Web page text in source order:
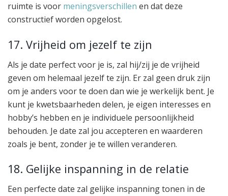
ruimte is voor meningsverschillen en dat deze
constructief worden opgelost.
17. Vrijheid om jezelf te zijn
Als je date perfect voor je is, zal hij/zij je de vrijheid
geven om helemaal jezelf te zijn. Er zal geen druk zijn
om je anders voor te doen dan wie je werkelijk bent. Je
kunt je kwetsbaarheden delen, je eigen interesses en
hobby’s hebben en je individuele persoonlijkheid
behouden. Je date zal jou accepteren en waarderen
zoals je bent, zonder je te willen veranderen.
18. Gelijke inspanning in de relatie
Een perfecte date zal gelijke inspanning tonen in de